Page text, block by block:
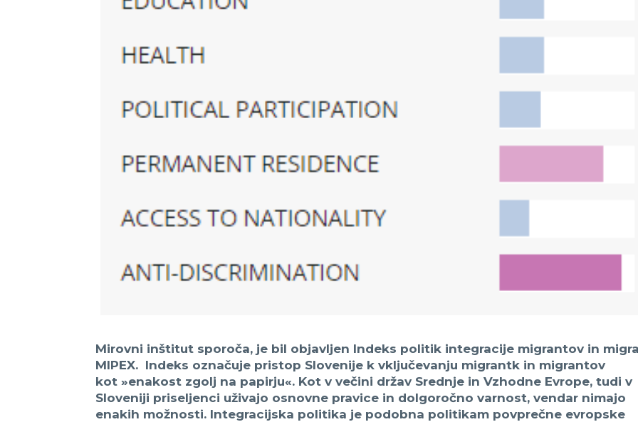
Mirovni inštitut sporoča, je bil objavljen Indeks politik integracije migrantov in
MIPEX. Indeks označuje pristop Slovenije k vključevanju migrantk in migrantov
kot »enakost zgolj na papirju«. Kot v večini držav Srednje in Vzhodne Evrope, tudi v
Sloveniji priseljenci uživajo osnovne pravice in dolgoročno varnost, vendar nimajo
enakih možnosti. Integracijska politika je podobna politikam povprečne evropske